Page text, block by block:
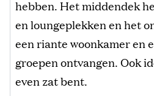
hebben. Het middendek
en loungeplekken en het
een riante woonkamer en
groepen ontvangen. Ook
even zat bent.